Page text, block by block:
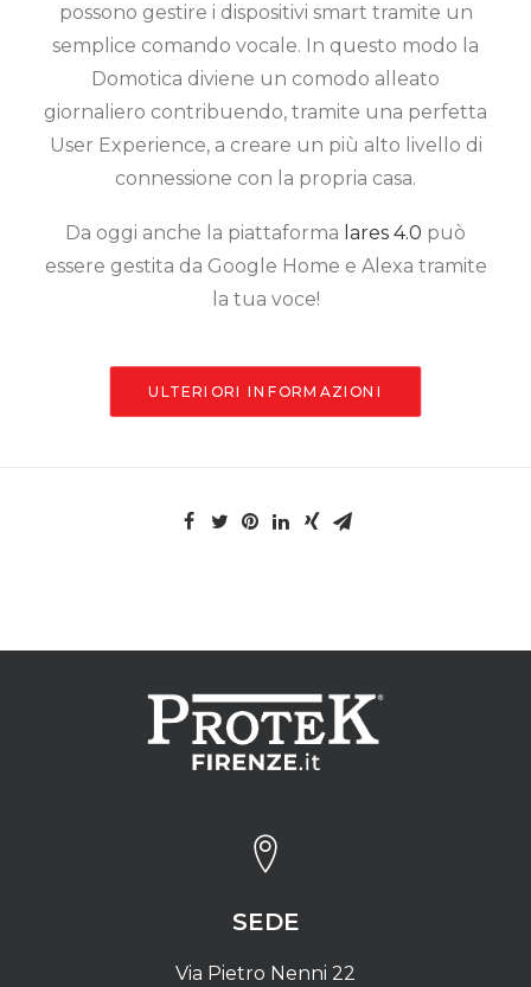
possono gestire i dispositivi smart tramite un
semplice comando vocale. In questo modo la
Domotica diviene un comodo alleato
giornaliero contribuendo, tramite una perfetta
User Experience, a creare un più alto livello di
connessione con la propria casa.
Da oggi anche la piattaforma lares 4.0 può
essere gestita da Google Home e Alexa tramite
la tua voce!
ULTERIORI INFORMAZIONI
SEDE
Via Pietro Nenni 22